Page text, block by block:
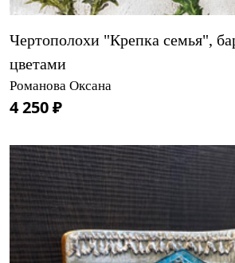
Чертополохи "Крепка семья",
цветами
Романова Оксана
4 250 ₽